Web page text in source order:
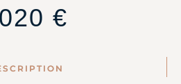
€